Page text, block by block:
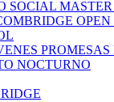
SOCIAL
NOCTURNO